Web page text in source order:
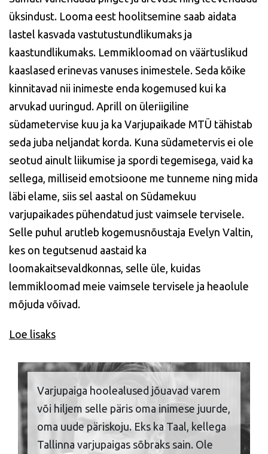
üksindust. Looma eest hoolitsemine saab aidata
lastel kasvada vastutustundlikumaks ja
kaastundlikumaks. Lemmikloomad on väärtuslikud
kaaslased erinevas vanuses inimestele. Seda kõike
kinnitavad nii inimeste enda kogemused kui ka
arvukad uuringud. Aprill on üleriigiline
südametervise kuu ja ka Varjupaikade MTÜ tähistab
seda juba neljandat korda. Kuna südametervis ei ole
seotud ainult liikumise ja spordi tegemisega, vaid ka
sellega, milliseid emotsioone me tunneme ning mida
läbi elame, siis sel aastal on Südamekuu
varjupaikades pühendatud just vaimsele tervisele.
Selle puhul arutleb kogemusnõustaja Evelyn Valtin,
kes on tegutsenud aastaid ka
loomakaitsevaldkonnas, selle üle, kuidas
lemmikloomad meie vaimsele tervisele ja heaolule
mõjuda võivad.
Loe lisaks
Varjupaiga hoolealused jõuavad varem
või hiljem selle päris oma inimese juurde,
oma uude päriskoju. Eks ka Taal, kellega
Tallinna varjupaigas sõbraks sain. Ole